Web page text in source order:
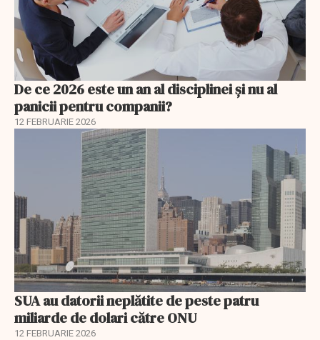
De ce 2026 este un an al disciplinei și nu al
panicii pentru companii?
12 FEBRUARIE 2026
SUA au datorii neplătite de peste patru
miliarde de dolari către ONU
12 FEBRUARIE 2026